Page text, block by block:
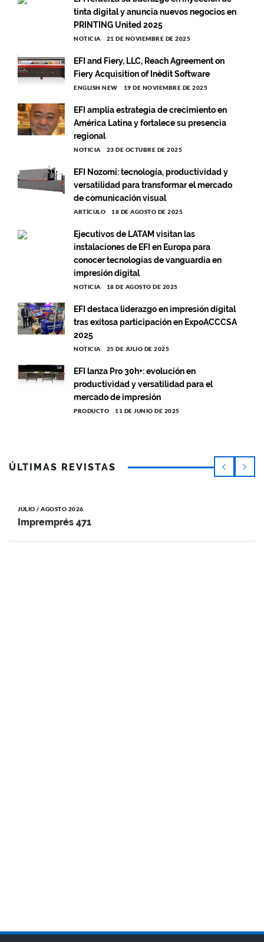
tinta digital y anuncia nuevos negocios en
PRINTING United 2025
NOTICIA 21 DE NOVIEMBRE DE 2025
EFI and Fiery, LLC, Reach Agreement on
Fiery Acquisition of Inèdit Software
ENGLISH NEW 19 DE NOVIEMBRE DE 2025
EFI amplía estrategia de crecimiento en
América Latina y fortalece su presencia
regional
NOTICIA 23 DE OCTUBRE DE 2025
EFI Nozomi: tecnología, productividad y
versatilidad para transformar el mercado
de comunicación visual
ARTÍCULO 18 DE AGOSTO DE 2025
Ejecutivos de LATAM visitan las
instalaciones de EFI en Europa para
conocer tecnologías de vanguardia en
impresión digital
NOTICIA 18 DE AGOSTO DE 2025
EFI destaca liderazgo en impresión digital
tras exitosa participación en ExpoACCCSA
2025
NOTICIA 25 DE JULIO DE 2025
EFI lanza Pro 30h+: evolución en
productividad y versatilidad para el
mercado de impresión
PRODUCTO 11 DE JUNIO DE 2025
ÚLTIMAS REVISTAS
JULIO / AGOSTO 2026
Impremprés 471